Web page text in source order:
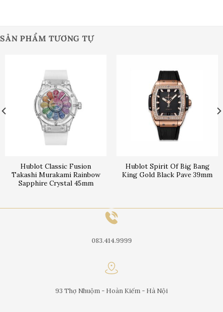
SẢN PHẨM TƯƠNG TỰ
Hublot Classic Fusion
Takashi Murakami Rainbow
Sapphire Crystal 45mm
Hublot Spirit Of Big Bang
King Gold Black Pave 39mm
083.414.9999
93 Thợ Nhuộm - Hoàn Kiếm - Hà Nội